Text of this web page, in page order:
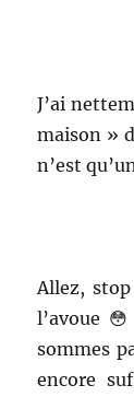
J’ai
maison »
n’est
Allez,
l’avoue
sommes
encore